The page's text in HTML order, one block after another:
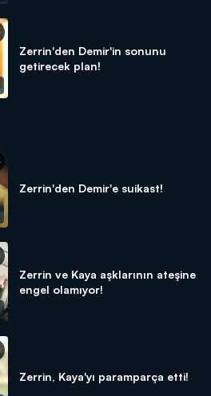
Zerrin'den Demir'in sonunu
getirecek plan!
Zerrin'den Demir'e suikast!
Zerrin ve Kaya aşklarının ateşine
engel olamıyor!
Zerrin, Kaya'yı paramparça etti!